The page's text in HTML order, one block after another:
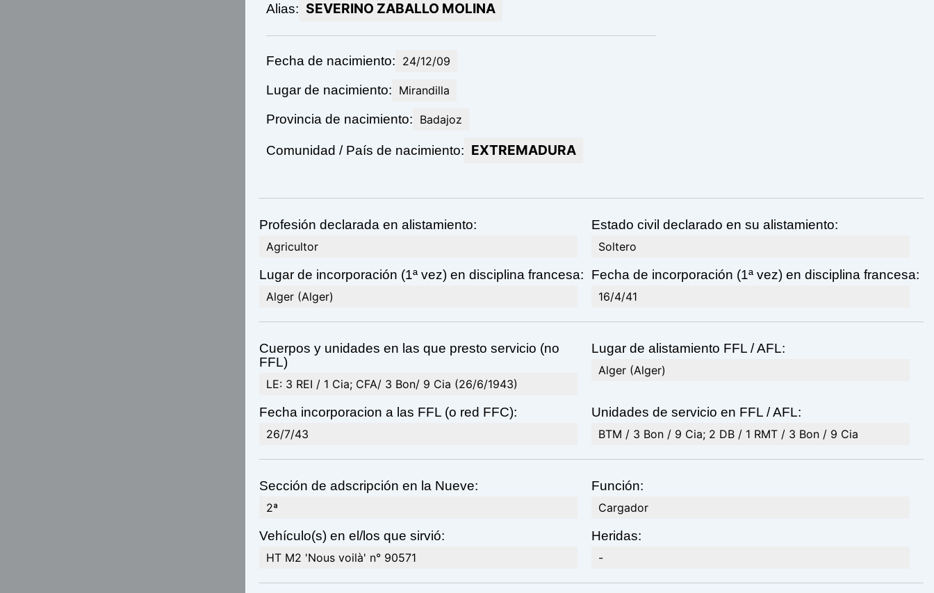
Alias: SEVERINO ZABALLO MOLINA
Fecha de nacimiento: 24/12/09
Lugar de nacimiento: Mirandilla
Provincia de nacimiento: Badajoz
Comunidad / País de nacimiento: EXTREMADURA
Profesión declarada en alistamiento:
Agricultor
Estado civil declarado en su alistamiento:
Soltero
Lugar de incorporación (1ª vez) en disciplina francesa:
Alger (Alger)
Fecha de incorporación (1ª vez) en disciplina francesa:
16/4/41
Cuerpos y unidades en las que presto servicio (no
FFL)
LE: 3 REI / 1 Cia; CFA/ 3 Bon/ 9 Cia (26/6/1943)
Lugar de alistamiento FFL / AFL:
Alger (Alger)
Fecha incorporacion a las FFL (o red FFC):
26/7/43
Unidades de servicio en FFL / AFL:
BTM / 3 Bon / 9 Cia; 2 DB / 1 RMT / 3 Bon / 9 Cia
Sección de adscripción en la Nueve:
2ª
Función:
Cargador
Vehículo(s) en el/los que sirvió:
HT M2 'Nous voilà' n° 90571
Heridas:
-